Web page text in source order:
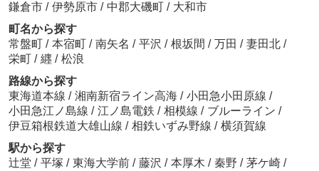
鎌倉市 / 伊勢原市 / 中郡大磯町 / 大和市
町名から探す
常盤町 / 本宿町 / 南矢名 / 平沢 / 根坂間 / 万田 / 妻田北 /
栄町 / 纒 / 松浪
路線から探す
東海道本線 / 湘南新宿ライン高海 / 小田急小田原線 /
小田急江ノ島線 / 江ノ島電鉄 / 相模線 / ブルーライン /
伊豆箱根鉄道大雄山線 / 相鉄いずみ野線 / 横須賀線
駅から探す
辻堂 / 平塚 / 東海大学前 / 藤沢 / 本厚木 / 秦野 / 茅ケ崎 /